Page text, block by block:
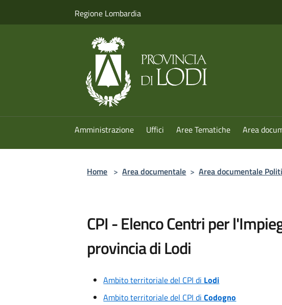
Regione Lombardia
Amministrazione Uffici Aree Tematiche Area
Home > Area documentale > Area documentale
CPI - Elenco Centri per
provincia di Lodi
Ambito territoriale del CPI di Lodi
Ambito territoriale del CPI diCodogno